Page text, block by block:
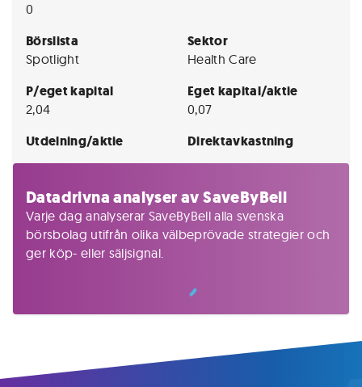
0
Börslista
Spotlight
Sektor
Health Care
P/eget kapital
2,04
Eget kapital/aktie
0,07
Utdelning/aktie Direktavkastning
Datadrivna analyser av SaveByBell
Varje dag analyserar SaveByBell alla svenska
börsbolag utifrån olika välbeprövade strategier och
ger köp- eller säljsignal.